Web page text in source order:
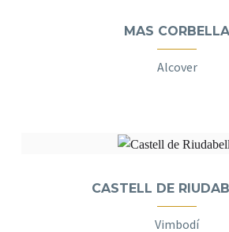
MAS CORBELLA
Alcover
CASTELL DE
Vimbodí